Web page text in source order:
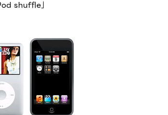
shuffle」